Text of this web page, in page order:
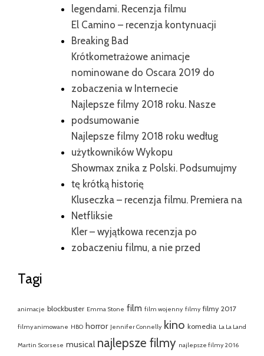
legendami. Recenzja filmu
El Camino – recenzja kontynuacji
Breaking Bad
Krótkometrażowe animacje
nominowane do Oscara 2019 do
zobaczenia w Internecie
Najlepsze filmy 2018 roku. Nasze
podsumowanie
Najlepsze filmy 2018 roku według
użytkowników Wykopu
Showmax znika z Polski. Podsumujmy
tę krótką historię
Kluseczka – recenzja filmu. Premiera na
Netfliksie
Kler – wyjątkowa recenzja po
zobaczeniu filmu, a nie przed
Tagi
animacje blockbuster Emma Stone film film wojenny filmy filmy 2017
filmy animowane HBO horror Jennifer Connelly kino komedia La La Land
Martin Scorsese musical najlepsze filmy najlepsze filmy 2016